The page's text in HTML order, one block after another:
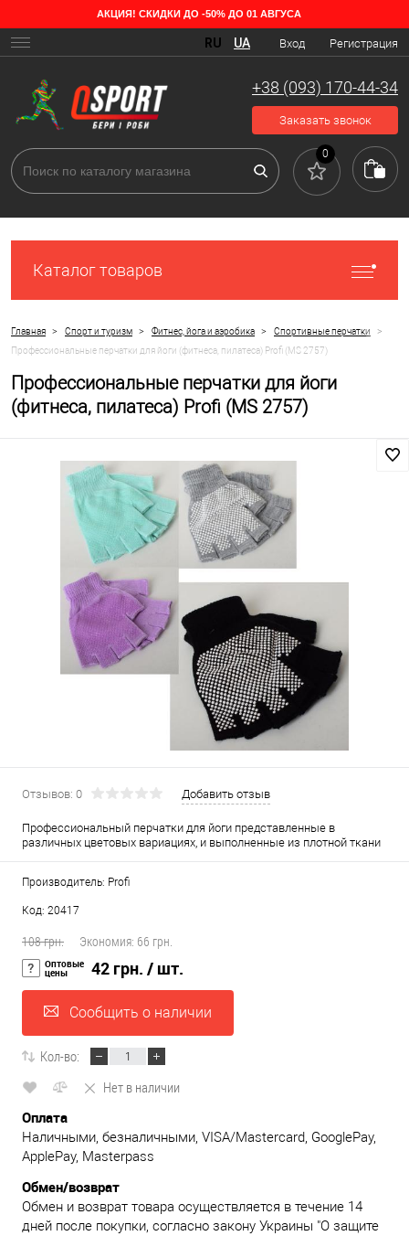
АКЦИЯ! СКИДКИ ДО -50% ДО 01 АВГУСА
Вход Регистрация
RU UA
+38 (093) 170-44-34
Заказать звонок
0
Каталог товаров
Главная > Спорт и туризм > Фитнес, йога и аэробика > Спортивные перчатки >
Профессиональные перчатки для йоги (фитнеса, пилатеса) Profi (MS 2757)
Профессиональные перчатки для йоги
(фитнеса, пилатеса) Profi (MS 2757)
Отзывов: 0 Добавить отзыв
Профессиональный перчатки для йоги представленные в
различных цветовых вариациях, и выполненные из плотной ткани
Производитель: Profi
Код: 20417
108 грн. Экономия: 66 грн.
Оптовые
цены 42 грн. / шт.
Сообщить о наличии
Кол-во:
Нет в наличии
Оплата
Наличными, безналичными, VISA/Mastercard, GooglePay,
ApplePay, Masterpass
Обмен/возврат
Обмен и возврат товара осуществляется в течение 14
дней после покупки, согласно закону Украины "О защите